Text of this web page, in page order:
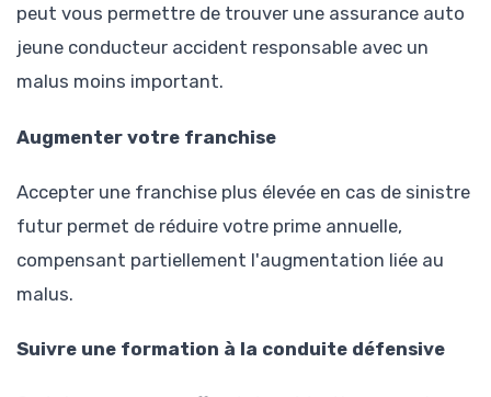
peut vous permettre de trouver une assurance auto
jeune conducteur accident responsable avec un
malus moins important.
Augmenter votre franchise
Accepter une franchise plus élevée en cas de sinistre
futur permet de réduire votre prime annuelle,
compensant partiellement l'augmentation liée au
malus.
Suivre une formation à la conduite défensive